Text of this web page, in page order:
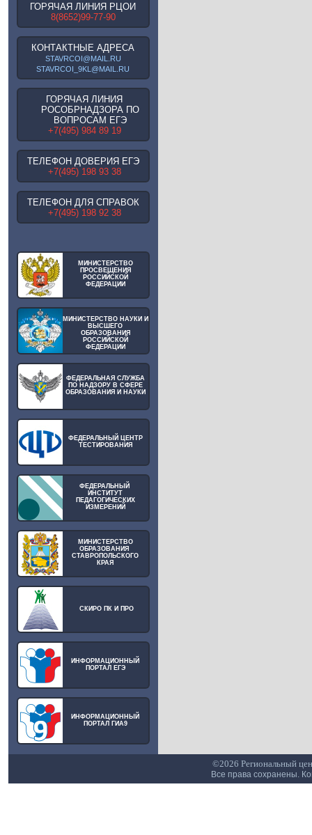
ГОРЯЧАЯ ЛИНИЯ РЦОИ
8(8652)99-77-90
КОНТАКТНЫЕ АДРЕСА
STAVRCOI@MAIL.RU
STAVRCOI_9KL@MAIL.RU
ГОРЯЧАЯ ЛИНИЯ
РОСОБРНАДЗОРА ПО
ВОПРОСАМ ЕГЭ
+7(495) 984 89 19
ТЕЛЕФОН ДОВЕРИЯ ЕГЭ
+7(495) 198 93 38
ТЕЛЕФОН ДЛЯ СПРАВОК
+7(495) 198 92 38
МИНИСТЕРСТВО
ПРОСВЕЩЕНИЯ
РОССИЙСКОЙ
ФЕДЕРАЦИИ
МИНИСТЕРСТВО НАУКИ И
ВЫСШЕГО
ОБРАЗОВАНИЯ
РОССИЙСКОЙ
ФЕДЕРАЦИИ
ФЕДЕРАЛЬНАЯ СЛУЖБА
ПО НАДЗОРУ В СФЕРЕ
ОБРАЗОВАНИЯ И НАУКИ
ФЕДЕРАЛЬНЫЙ ЦЕНТР
ТЕСТИРОВАНИЯ
ФЕДЕРАЛЬНЫЙ
ИНСТИТУТ
ПЕДАГОГИЧЕСКИХ
ИЗМЕРЕНИЙ
МИНИСТЕРСТВО
ОБРАЗОВАНИЯ
СТАВРОПОЛЬСКОГО
КРАЯ
СКИРО ПК И ПРО
ИНФОРМАЦИОННЫЙ
ПОРТАЛ ЕГЭ
ИНФОРМАЦИОННЫЙ
ПОРТАЛ ГИА9
©2026 Региональный
Все права сохранены.